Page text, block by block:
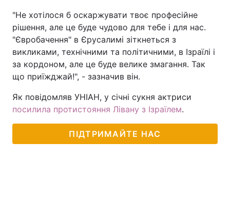
"Не хотілося б оскаржувати твоє професійне
рішення, але це буде чудово для тебе і для нас.
"Євробачення" в Єрусалимі зіткнеться з
викликами, технічними та політичними, в Ізраїлі і
за кордоном, але це буде велике змагання. Так
що приїжджай!", - зазначив він.
Як повідомляв УНІАН, у січні сукня актриси
посилила протистояння Лівану з Ізраїлем.
ПІДТРИМАЙТЕ НАС